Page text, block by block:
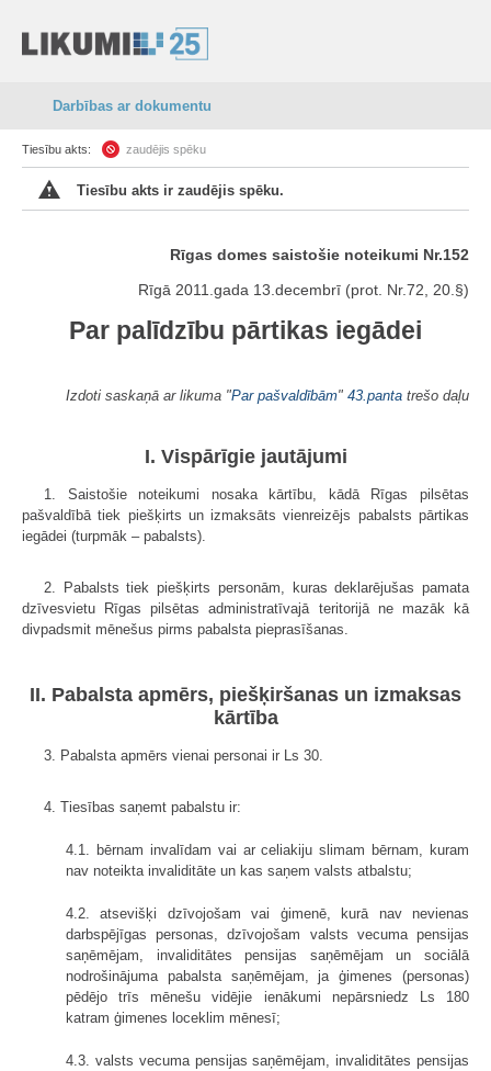
Darbības ar dokumentu
Tiesību akts: zaudējis spēku
Tiesību akts ir zaudējis spēku.
Rīgas domes saistošie noteikumi Nr.152
Rīgā 2011.gada 13.decembrī (prot. Nr.72, 20.§)
Par palīdzību pārtikas iegādei
Izdoti saskaņā ar likuma "Par pašvaldībām" 43.panta trešo daļu
I. Vispārīgie jautājumi
1. Saistošie noteikumi nosaka kārtību, kādā Rīgas pilsētas
pašvaldībā tiek piešķirts un izmaksāts vienreizējs pabalsts pārtikas
iegādei (turpmāk – pabalsts).
2. Pabalsts tiek piešķirts personām, kuras deklarējušas pamata
dzīvesvietu Rīgas pilsētas administratīvajā teritorijā ne mazāk kā
divpadsmit mēnešus pirms pabalsta pieprasīšanas.
II. Pabalsta apmērs, piešķiršanas un izmaksas
kārtība
3. Pabalsta apmērs vienai personai ir Ls 30.
4. Tiesības saņemt pabalstu ir:
4.1. bērnam invalīdam vai ar celiakiju slimam bērnam, kuram
nav noteikta invaliditāte un kas saņem valsts atbalstu;
4.2. atsevišķi dzīvojošam vai ģimenē, kurā nav nevienas
darbspējīgas personas, dzīvojošam valsts vecuma pensijas
saņēmējam, invaliditātes pensijas saņēmējam un sociālā
nodrošinājuma pabalsta saņēmējam, ja ģimenes (personas)
pēdējo trīs mēnešu vidējie ienākumi nepārsniedz Ls 180
katram ģimenes loceklim mēnesī;
4.3. valsts vecuma pensijas saņēmējam, invaliditātes pensijas